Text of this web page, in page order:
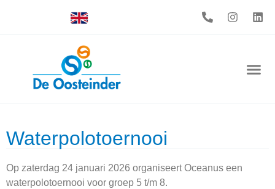
Waterpolotoernooi
Op zaterdag 24 januari 2026 organiseert Oceanus een
waterpolotoernooi voor groep 5 t/m 8.